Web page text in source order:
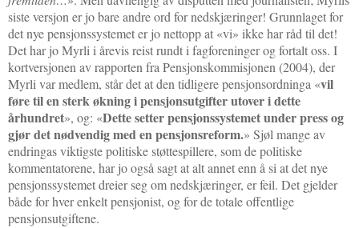
siste versjon er jo bare andre ord for nedskjæringer! Grunnlaget for
det nye pensjonssystemet er jo nettopp at «vi» ikke har råd til det!
Det har jo Myrli i årevis reist rundt i fagforeninger og fortalt oss. I
kortversjonen av rapporten fra Pensjonskommisjonen (2004), der
Myrli var medlem, står det at den tidligere pensjonsordninga «vil
føre til en sterk økning i pensjonsutgifter utover i dette
århundret», og: «Dette setter pensjonssystemet under press og
gjør det nødvendig med en pensjonsreform.» Sjøl mange av
endringas viktigste politiske støttespillere, som de politiske
kommentatorene, har jo også sagt at alt annet enn å si at det nye
pensjonssystemet dreier seg om nedskjæringer, er feil. Det gjelder
både for hver enkelt pensjonist, og for de totale offentlige
pensjonsutgiftene.